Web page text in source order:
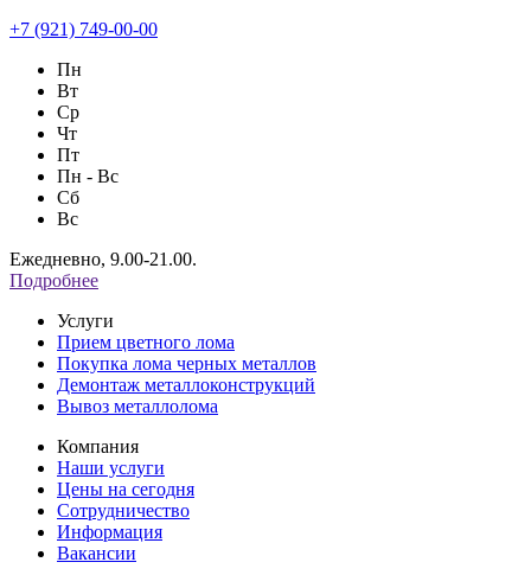
+7 (921) 749-00-00
Пн
Вт
Ср
Чт
Пт
Пн - Вс
Сб
Вс
Ежедневно, 9.00-21.00.
Подробнее
Услуги
Прием цветного лома
Покупка лома черных металлов
Демонтаж металлоконструкций
Вывоз металлолома
Компания
Наши услуги
Цены на сегодня
Сотрудничество
Информация
Вакансии